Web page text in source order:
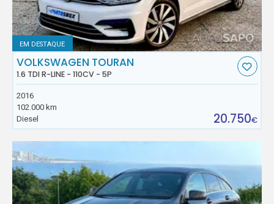
EM DESTAQUE
VOLKSWAGEN TOURAN
1.6 TDI R-LINE - 110CV - 5P
2016
102.000 km
Diesel
20.750€